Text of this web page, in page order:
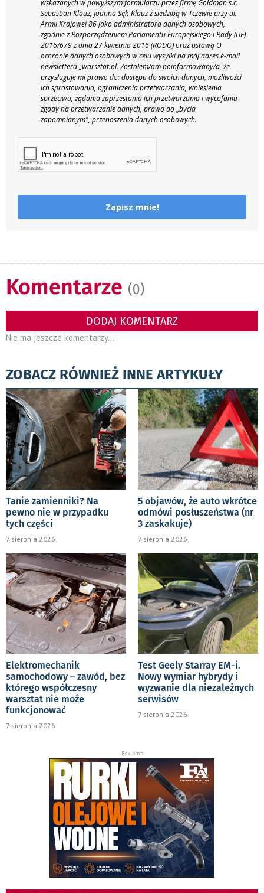
wskazanych w powyższym formularzu przez firmę Goldman s.c.
Sebastian Klauz, Joanna Sęk-Klauz z siedzibą w Tczewie przy ul.
Armii Krajowej 86 jako administratora danych osobowych,
zgodnie z Rozporządzeniem Parlamentu Europejskiego i Rady (UE)
2016/679 z dnia 27 kwietnia 2016 (RODO) oraz ustawą O
ochronie danych osobowych w celu wysyłki na mój adres e-mail
newslettera „warsztat.pl. Zostałem/am poinformowany/a, że
przysługuje mi prawo do: dostępu do swoich danych, możliwości
ich sprostowania, ograniczenia przetwarzania, wniesienia
sprzeciwu, żądania zaprzestania ich przetwarzania i wycofania
zgody na przetwarzanie danych, prawo do „bycia
zapomnianym", przenoszenia danych osobowych.
Zapisz mnie!
Komentarze (0)
DODAJ KOMENTARZ
Nie ma jeszcze komentarzy...
ZOBACZ RÓWNIEŻ INNE ARTYKUŁY
Tanie zamienniki? Na
pewno nie w przypadku
tych części
7 sierpnia 2026
5 objawów, że auto wkrótce
odmówi posłuszeństwa (nr
3 zaskakuje)
7 sierpnia 2026
Elektromechanik
samochodowy – zawód, bez
którego współczesny
warsztat nie może
funkcjonować
7 sierpnia 2026
Test Geely Starray EM-i.
Nowy wymiar hybrydy i
wyzwanie dla niezależnych
serwisów
7 sierpnia 2026
Reklama